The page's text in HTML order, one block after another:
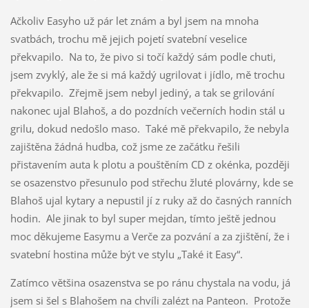
Ačkoliv Easyho už pár let znám a byl jsem na mnoha
svatbách, trochu mě jejich pojetí svatební veselice
překvapilo. Na to, že pivo si točí každý sám podle chuti,
jsem zvyklý, ale že si má každý ugrilovat i jídlo, mě trochu
překvapilo. Zřejmě jsem nebyl jediný, a tak se grilování
nakonec ujal Blahoš, a do pozdních večerních hodin stál u
grilu, dokud nedošlo maso. Také mě překvapilo, že nebyla
zajištěna žádná hudba, což jsme ze začátku řešili
přistavením auta k plotu a pouštěním CD z okénka, později
se osazenstvo přesunulo pod střechu žluté plovárny, kde se
Blahoš ujal kytary a nepustil jí z ruky až do časných ranních
hodin. Ale jinak to byl super mejdan, tímto ještě jednou
moc děkujeme Easymu a Verče za pozvání a za zjištění, že i
svatební hostina může být ve stylu „Také it Easy“.
Zatímco většina osazenstva se po ránu chystala na vodu, já
jsem si šel s Blahošem na chvíli zalézt na Panteon. Protože